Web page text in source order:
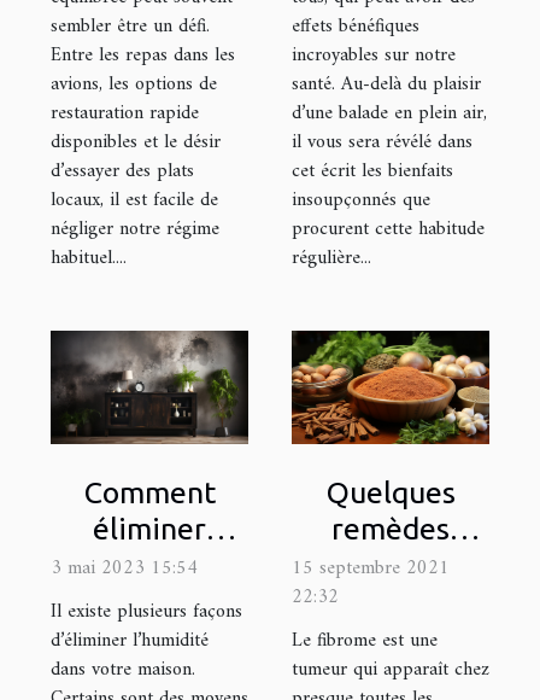
sembler être un défi.
Entre les repas dans les
avions, les options de
restauration rapide
disponibles et le désir
d’essayer des plats
locaux, il est facile de
négliger notre régime
habituel....
effets bénéfiques
incroyables sur notre
santé. Au-delà du plaisir
d’une balade en plein air,
il vous sera révélé dans
cet écrit les bienfaits
insoupçonnés que
procurent cette habitude
régulière...
Comment
éliminer
efficacement
l'humidité
dans votre
maison ?
3 mai 2023 15:54
Il existe plusieurs façons
d’éliminer l’humidité
dans votre maison.
Quelques
remèdes
naturels pour
soigner le
fibrome
15 septembre 2021
22:32
Le fibrome est une
tumeur qui apparaît chez